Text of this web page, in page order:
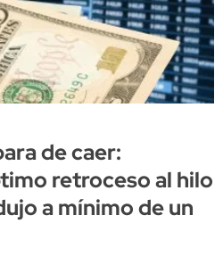
de caer:
retroceso al hilo
a mínimo de un